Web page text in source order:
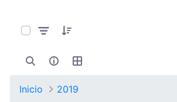
Inicio 2019